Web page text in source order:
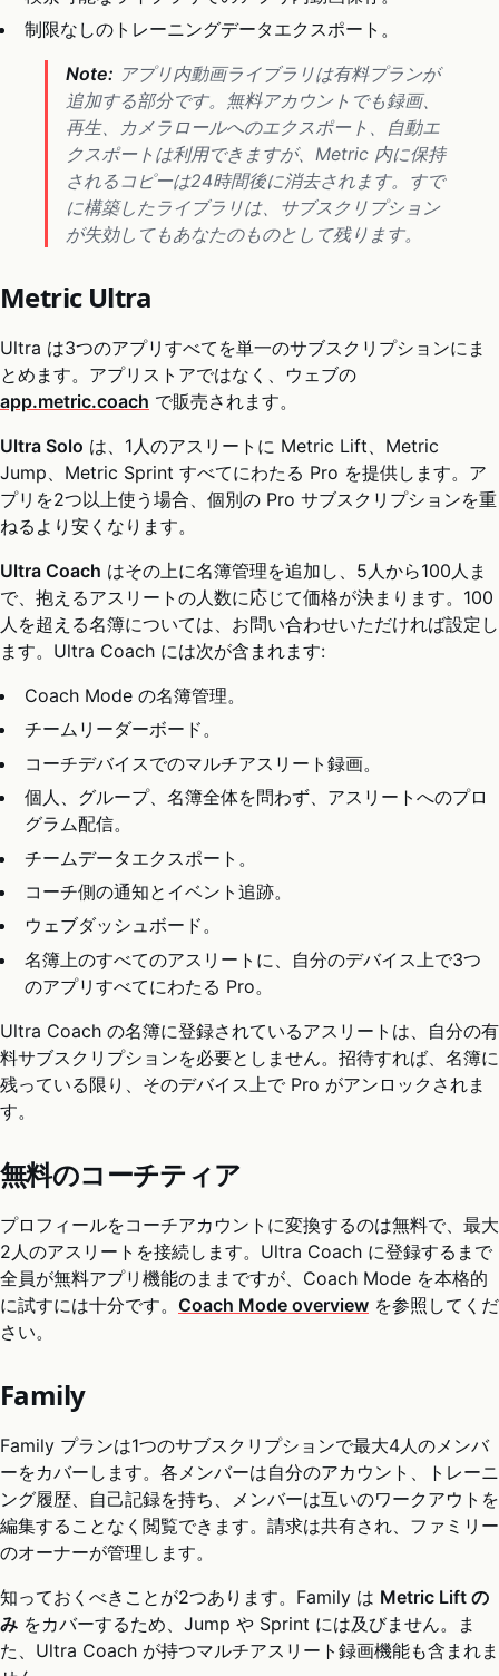
制限なしのトレーニングデータエクスポート。
Note: アプリ内動画ライブラリは有料プランが
追加する部分です。無料アカウントでも録画、
再生、カメラロールへのエクスポート、自動エ
クスポートは利用できますが、Metric 内に保持
されるコピーは24時間後に消去されます。すで
に構築したライブラリは、サブスクリプション
が失効してもあなたのものとして残ります。
Metric Ultra
Ultra は3つのアプリすべてを単一のサブスクリプションにま
とめます。アプリストアではなく、ウェブの
app.metric.coach で販売されます。
Ultra Solo は、1人のアスリートに Metric Lift、Metric
Jump、Metric Sprint すべてにわたる Pro を提供します。ア
プリを2つ以上使う場合、個別の Pro サブスクリプションを重
ねるより安くなります。
Ultra Coach はその上に名簿管理を追加し、5人から100人ま
で、抱えるアスリートの人数に応じて価格が決まります。100
人を超える名簿については、お問い合わせいただければ設定し
ます。Ultra Coach には次が含まれます:
Coach Mode の名簿管理。
チームリーダーボード。
コーチデバイスでのマルチアスリート録画。
個人、グループ、名簿全体を問わず、アスリートへのプロ
グラム配信。
チームデータエクスポート。
コーチ側の通知とイベント追跡。
ウェブダッシュボード。
名簿上のすべてのアスリートに、自分のデバイス上で3つ
のアプリすべてにわたる Pro。
Ultra Coach の名簿に登録されているアスリートは、自分の有
料サブスクリプションを必要としません。招待すれば、名簿に
残っている限り、そのデバイス上で Pro がアンロックされま
す。
無料のコーチティア
プロフィールをコーチアカウントに変換するのは無料で、最大
2人のアスリートを接続します。Ultra Coach に登録するまで
全員が無料アプリ機能のままですが、Coach Mode を本格的
に試すには十分です。 Coach Mode overview を参照してくだ
さい。
Family
Family プランは1つのサブスクリプションで最大4人のメンバ
ーをカバーします。各メンバーは自分のアカウント、トレーニ
ング履歴、自己記録を持ち、メンバーは互いのワークアウトを
編集することなく閲覧できます。請求は共有され、ファミリー
のオーナーが管理します。
知っておくべきことが2つあります。Family は Metric Lift の
み をカバーするため、Jump や Sprint には及びません。ま
た、Ultra Coach が持つマルチアスリート録画機能も含まれま